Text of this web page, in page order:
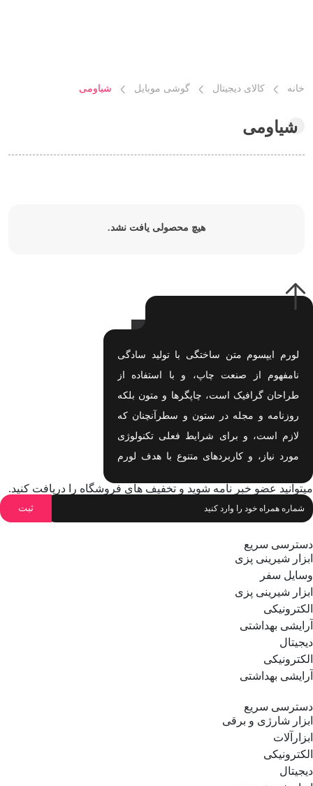
خانه کالای دیجیتال گوشی موبایل شیاومی
شیاومی
هیچ محصولی یافت نشد.
لورم ایپسوم متن ساختگی با تولید سادگی
نامفهوم از صنعت چاپ، و با استفاده از
طراحان گرافیک است، چاپگرها و متون بلکه
روزنامه و مجله در ستون و سطرآنچنان که
لازم است، و برای شرایط فعلی تکنولوژی
مورد نیاز، و کاربردهای متنوع با هدف لورم
اهدف لورم ایپسوم متن ساختگی با تولید
میتوانید عضو خبر نامه شوید و تخفیف های فروشگاه را دریافت کنید.
دسترسی سریع
ابزار شیرینی پزی
وسایل سفر
ابزار شیرینی پزی
الکترونیکی
آرایشی بهداشتی
دیجیتال
الکترونیکی
آرایشی بهداشتی
دسترسی سریع
ابزار شارژی و برقی
ابزارآلات
الکترونیکی
دیجیتال